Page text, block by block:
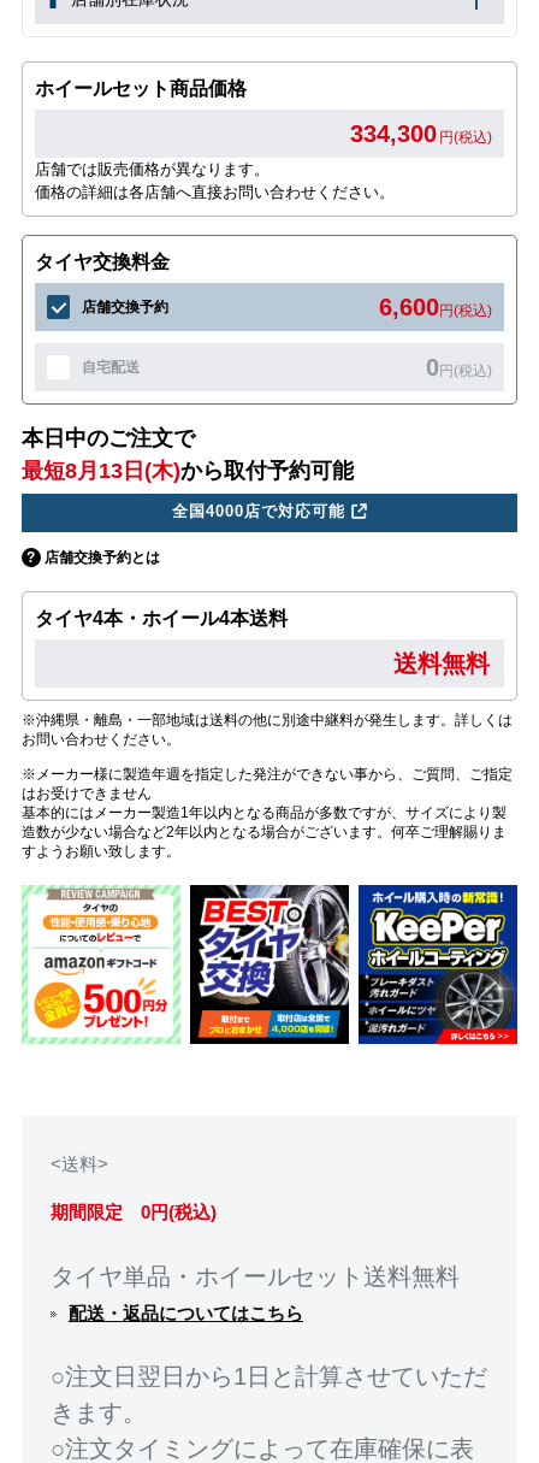
ホイールセット商品価格
334,300 円(税込)
店舗では販売価格が異なります。
価格の詳細は各店舗へ直接お問い合わせください。
タイヤ交換料金
店舗交換予約 6,600円(税込)
自宅配送 0円(税込)
本日中のご注文で
最短8月13日(木)から取付予約可能
全国4000店で対応可能
店舗交換予約とは
タイヤ4本・ホイール4本送料
送料無料
※沖縄県・離島・一部地域は送料の他に別途中継料が発生します。詳しくは
お問い合わせください。
※メーカー様に製造年週を指定した発注ができない事から、ご質問、ご指定
はお受けできません
基本的にはメーカー製造1年以内となる商品が多数ですが、サイズにより製
造数が少ない場合など2年以内となる場合がございます。何卒ご理解賜りま
すようお願い致します。
<送料>
期間限定 0円(税込)
タイヤ単品・ホイールセット送料無料
配送・返品についてはこちら
○注文日翌日から1日と計算させていただ
きます。
○注文タイミングによって在庫確保に表